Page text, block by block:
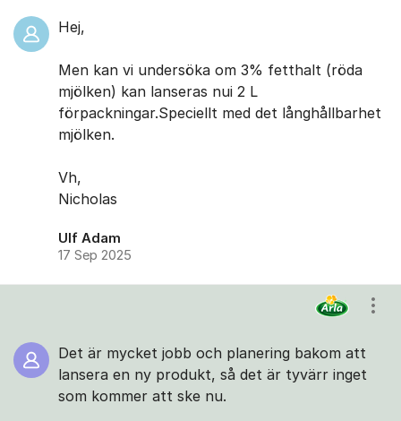
Hej,
Men kan vi undersöka om 3% fetthalt (röda
mjölken) kan lanseras nui 2 L
förpackningar.Speciellt med det långhållbarhet
mjölken.
Vh,
Nicholas
Ulf Adam
17 Sep 2025
Det är mycket jobb och planering bakom att
lansera en ny produkt, så det är tyvärr inget
som kommer att ske nu.